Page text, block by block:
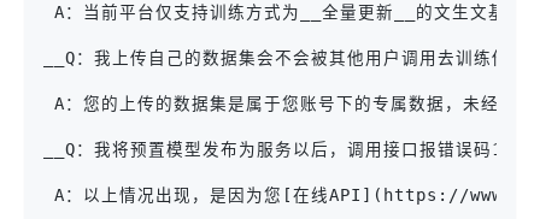
A：当前平台仅支持训练方式为__全量更新__的文生文基准
__Q：我上传自己的数据集会不会被其他用户调用去训练他们
A：您的上传的数据集是属于您账号下的专属数据，未经您
__Q：我将预置模型发布为服务以后，调用接口报错误码17
A：以上情况出现，是因为您[在线API](https://